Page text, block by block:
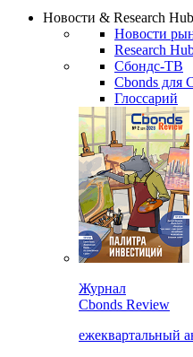
Новости & Research Hub
Новости
Research
Сбондс-ТВ
Cbonds
Глоссарий
Журнал
Cbonds Review
ежеквартальный